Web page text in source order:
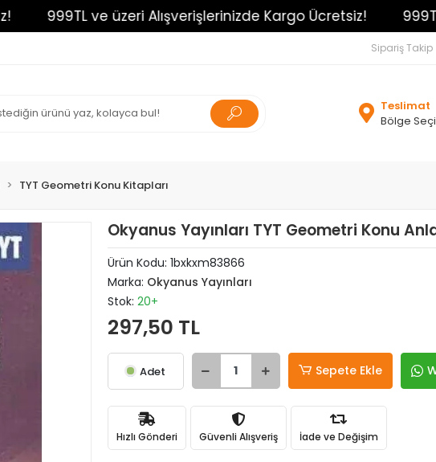
999TL ve üzeri Alışverişlerinizde Kargo Ücretsiz! 999TL
Sipariş Takip
Teslimat
Bölge
TYT Geometri Konu Kitapları
Okyanus Yayınları TYT Geometri Konu
Ürün Kodu: 1bxkxm83866
Marka: Okyanus Yayınları
Stok: 20+
297,50 TL
Adet Sepete Ekle
Hızlı Gönderi Güvenli Alışveriş İade ve Değişim